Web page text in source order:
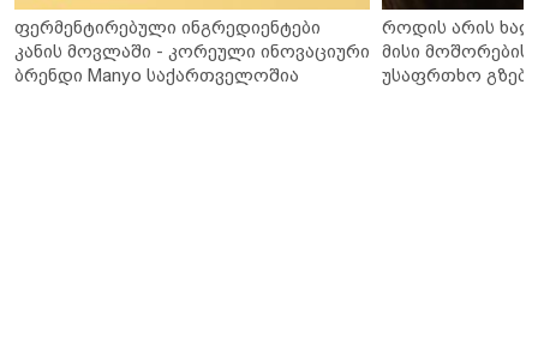
ფერმენტირებული ინგრედიენტები
კანის მოვლაში - კორეული ინოვაციური
ბრენდი Manyo საქართველოშია
როდის არის
მისი მოშორების
უსაფრთხო გზები